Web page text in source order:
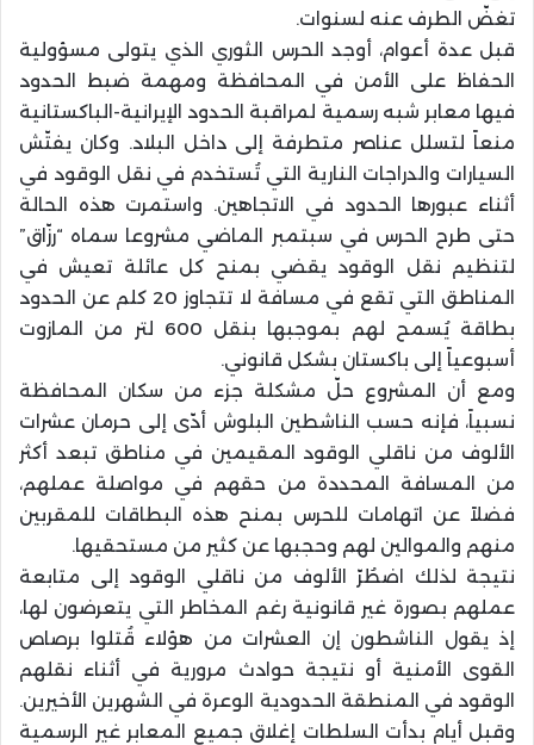
تغضّ الطرف عنه لسنوات.
قبل عدة أعوام، أوجد الحرس الثوري الذي يتولى مسؤولية
الحفاظ على الأمن في المحافظة ومهمة ضبط الحدود
فيها معابر شبه رسمية لمراقبة الحدود الإيرانية-الباكستانية
منعاً لتسلل عناصر متطرفة إلى داخل البلاد. وكان يفتّش
السيارات والدراجات النارية التي تُستخدم في نقل الوقود في
أثناء عبورها الحدود في الاتجاهين. واستمرت هذه الحالة
حتى طرح الحرس في سبتمبر الماضي مشروعا سماه “رزّاق”
لتنظيم نقل الوقود يقضي بمنح كل عائلة تعيش في
المناطق التي تقع في مسافة لا تتجاوز 20 كلم عن الحدود
بطاقة يُسمح لهم بموجبها بنقل 600 لتر من المازوت
أسبوعياً إلى باكستان بشكل قانوني.
ومع أن المشروع حلّ مشكلة جزء من سكان المحافظة
نسبياً، فإنه حسب الناشطين البلوش أدّى إلى حرمان عشرات
الألوف من ناقلي الوقود المقيمين في مناطق تبعد أكثر
من المسافة المحددة من حقهم في مواصلة عملهم،
فضلاً عن اتهامات للحرس بمنح هذه البطاقات للمقربين
منهم والموالين لهم وحجبها عن كثير من مستحقيها.
نتيجة لذلك اضطُرّ الألوف من ناقلي الوقود إلى متابعة
عملهم بصورة غير قانونية رغم المخاطر التي يتعرضون لها،
إذ يقول الناشطون إن العشرات من هؤلاء قُتلوا برصاص
القوى الأمنية أو نتيجة حوادث مرورية في أثناء نقلهم
الوقود في المنطقة الحدودية الوعرة في الشهرين الأخيرين.
وقبل أيام بدأت السلطات إغلاق جميع المعابر غير الرسمية